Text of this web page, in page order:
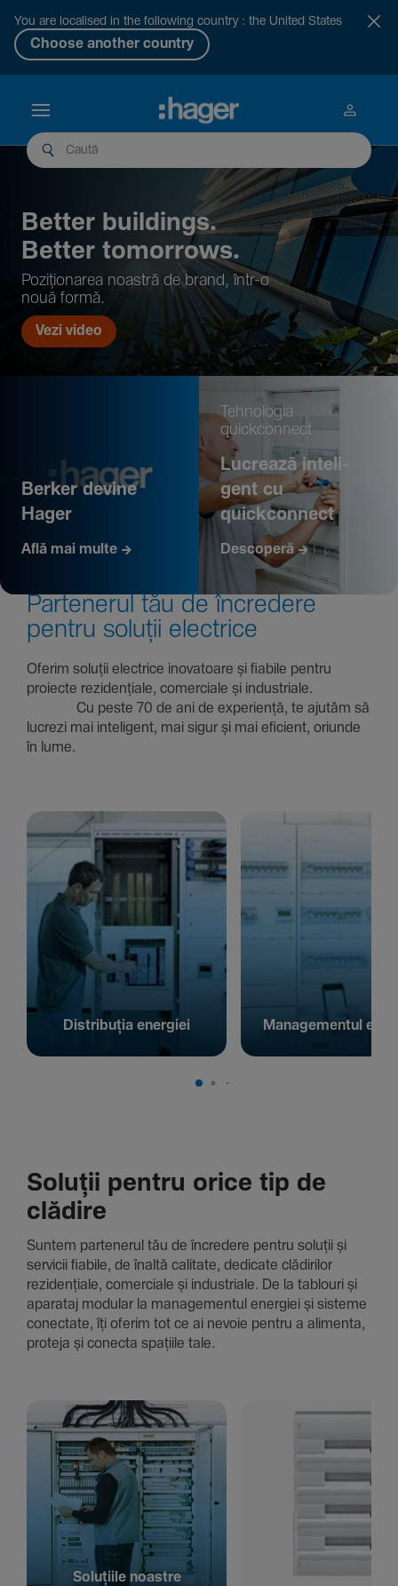
You are localised in the following country : the United States
Choose another country
Better buil­dings.
Better tomor­rows.
Pozi­țio­narea noastră de brand, într-o
nouă formă.
Vezi video
Berker devine
Hager
Află mai multe
Tehno­logia
quickconnect
Lucrează inte­li­
gent cu
quickconnect
Descoperă
Parte­nerul tău de încre­dere
pentru soluții electrice
Oferim soluții electrice inova­toare și fiabile pentru
proiecte rezi­den­țiale, comer­ciale și indus­triale.
Cu peste 70 de ani de expe­riență, te ajutăm să
lucrezi mai inte­li­gent, mai sigur și mai eficient, oriunde
în lume.
Distribuția energiei Managementul
Soluții pentru orice tip de
clădire
Suntem parte­nerul tău de încre­dere pentru soluții și
servicii fiabile, de înaltă cali­tate, dedi­cate clădi­rilor
rezi­den­țiale, comer­ciale și indus­triale. De la tablouri și
aparataj modular la managementul energiei și sisteme
conec­tate, îți oferim tot ce ai nevoie pentru a alimenta,
proteja și conecta spațiile tale.
Solu­țiile noastre